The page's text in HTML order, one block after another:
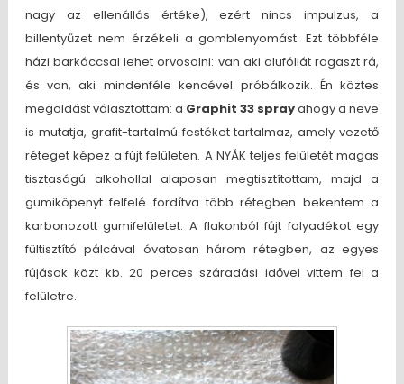
nagy az ellenállás értéke), ezért nincs impulzus, a
billentyűzet nem érzékeli a gomblenyomást. Ezt többféle
házi barkáccsal lehet orvosolni: van aki alufóliát ragaszt rá,
és van, aki mindenféle kencével próbálkozik. Én köztes
megoldást választottam: a Graphit 33 sprayahogy a neve
is mutatja, grafit-tartalmú festéket tartalmaz, amely vezető
réteget képez a fújt felületen. A NYÁK teljes felületét magas
tisztaságú alkohollal alaposan megtisztítottam, majd a
gumiköpenyt felfelé fordítva több rétegben bekentem a
karbonozott gumifelületet. A flakonból fújt folyadékot egy
fültisztító pálcával óvatosan három rétegben, az egyes
fújások közt kb. 20 perces száradási idővel vittem fel a
felületre.